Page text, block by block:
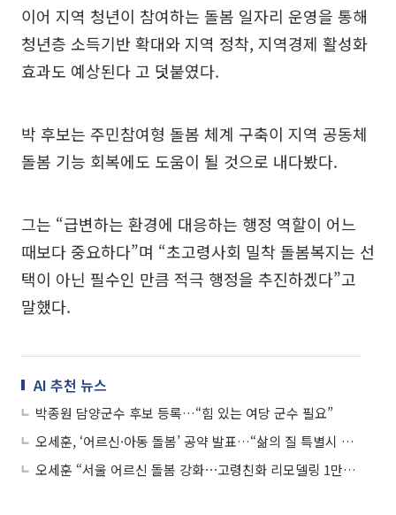
이어 지역 청년이 참여하는 돌봄 일자리 운영을 통해
청년층 소득기반 확대와 지역 정착, 지역경제 활성화
효과도 예상된다 고 덧붙였다.
박 후보는 주민참여형 돌봄 체계 구축이 지역 공동체
돌봄 기능 회복에도 도움이 될 것으로 내다봤다.
그는 “급변하는 환경에 대응하는 행정 역할이 어느
때보다 중요하다”며 “초고령사회 밀착 돌봄복지는 선
택이 아닌 필수인 만큼 적극 행정을 추진하겠다”고
말했다.
AI 추천 뉴스
박종원 담양군수 후보 등록…“힘 있는 여당 군수 필요”
오세훈, ‘어르신·아동 돌봄’ 공약 발표…“삶의 질 특별시 서울 만들 것”
오세훈 “서울 어르신 돌봄 강화⋯고령친화 리모델링 1만가구 지원”